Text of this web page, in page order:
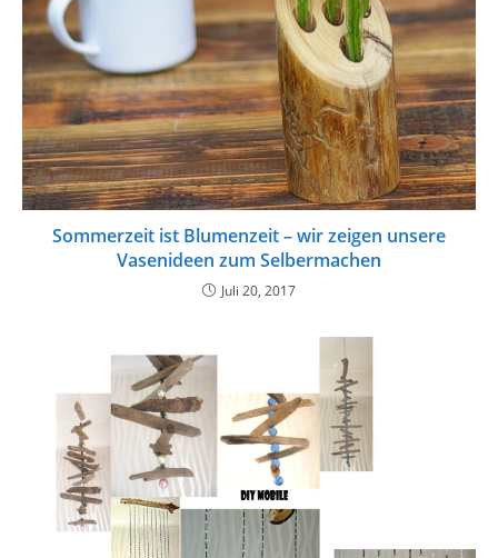
Sommerzeit ist Blumenzeit – wir zeigen unsere
Vasenideen zum Selbermachen
Juli 20, 2017